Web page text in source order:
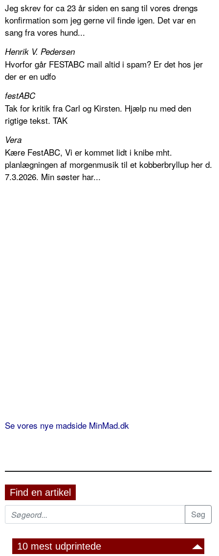
Jeg skrev for ca 23 år siden en sang til vores drengs
konfirmation som jeg gerne vil finde igen. Det var en
sang fra vores hund...
Henrik V. Pedersen
Hvorfor går FESTABC mail altid i spam? Er det hos jer
der er en udfo
festABC
Tak for kritik fra Carl og Kirsten. Hjælp nu med den
rigtige tekst. TAK
Vera
Kære FestABC, Vi er kommet lidt i knibe mht.
planlægningen af morgenmusik til et kobberbryllup her d.
7.3.2026. Min søster har...
Se vores nye madside MinMad.dk
Find en artikel
10 mest udprintede